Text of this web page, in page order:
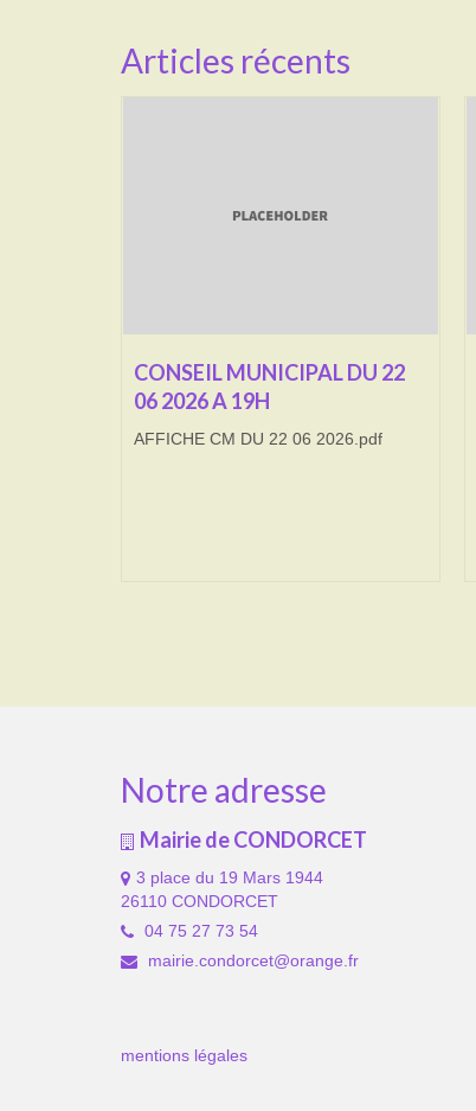
Articles récents
CONSEIL MUNICIPAL DU 22
06 2026 A 19H
AFFICHE CM DU 22 06 2026.pdf
Notre adresse
Mairie de CONDORCET
3 place du 19 Mars 1944
26110 CONDORCET
04 75 27 73 54
mairie.condorcet@orange.fr
mentions légales